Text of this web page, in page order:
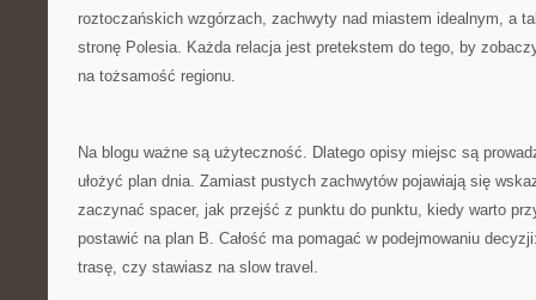
roztoczańskich wzgórzach, zachwyty nad miastem idealnym, a
stronę Polesia. Każda relacja jest pretekstem do tego, by
na tożsamość regionu.
Na blogu ważne są użyteczność. Dlatego opisy miejsc są
ułożyć plan dnia. Zamiast pustych zachwytów pojawiają się
zaczynać spacer, jak przejść z punktu do punktu, kiedy warto
postawić na plan B. Całość ma pomagać w podejmowaniu
trasę, czy stawiasz na slow travel.